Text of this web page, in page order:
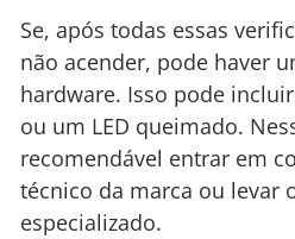
Se, após todas essas
não acender, pode haver
hardware. Isso pode
ou um LED queimado.
recomendável entrar em
técnico da marca ou levar
especializado.